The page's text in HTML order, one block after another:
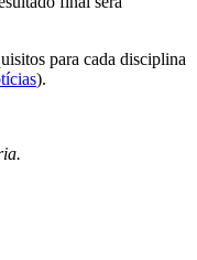
para cada disciplina
).